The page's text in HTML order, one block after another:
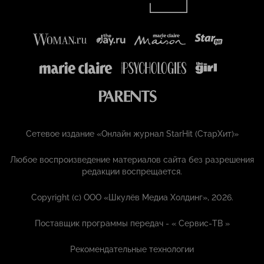
Сетевое издание «Онлайн журнал StarHit (СтарХит)»
Любое воспроизведение материалов сайта без разрешения
редакции воспрещается.
Copyright (с) ООО «Шкулёв Медиа Холдинг», 2026.
Поставщик программы передач - «Сервис-ТВ »
Рекомендательные технологии